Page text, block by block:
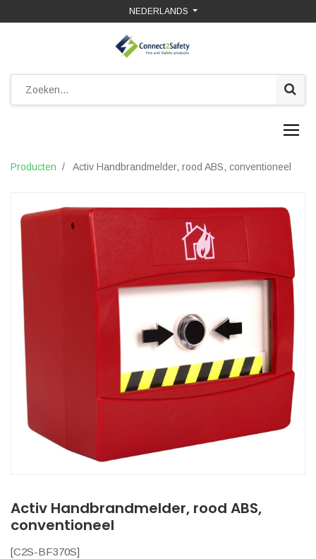
NEDERLANDS
Producten Activ Handbrandmelder, rood ABS, conventioneel
Activ Handbrandmelder, rood ABS,
conventioneel
[C2S-BF370S]